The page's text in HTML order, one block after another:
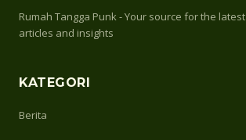
Rumah Tangga Punk - Your source for the latest
articles and insights
KATEGORI
Berita